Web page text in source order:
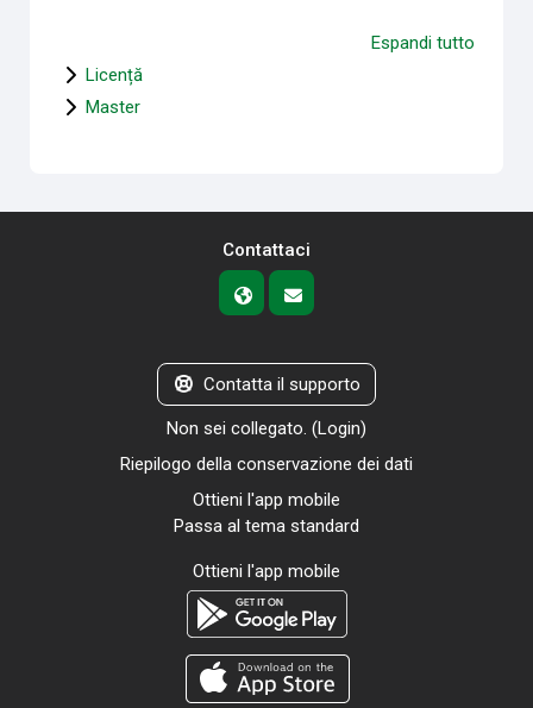
Espandi tutto
Licență
Master
Contattaci
Contatta il supporto
Non sei collegato. (Login)
Riepilogo della conservazione dei dati
Ottieni l'app mobile
Passa al tema standard
Ottieni l'app mobile